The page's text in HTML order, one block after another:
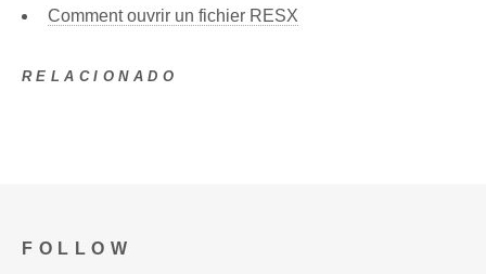
Comment ouvrir un fichier RESX
RELACIONADO
FOLLOW